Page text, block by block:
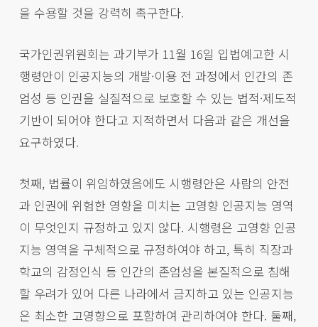
을 수용할 것을 강력히 촉구한다.
국가인권위원회는 과기부가 11월 16일 입법예고한 시
행령안이 인공지능의 개발·이용 전 과정에서 인간의 존
엄성 등 인권을 실질적으로 보호할 수 있는 법적·제도적
기반이 되어야 한다고 지적하면서 다음과 같은 개선을
요구하였다.
첫째, 법률이 위임하였음에도 시행령안은 사람의 안전
과 인권에 위험한 영향을 미치는 고영향 인공지능 영역
이 무엇인지 규정하고 있지 않다. 시행령은 고영향 인공
지능 영역을 구체적으로 규정하여야 하고, 특히 직장과
학교의 감정인식 등 인간의 존엄성을 본질적으로 침해
할 우려가 있어 다른 나라에서 금지하고 있는 인공지능
은 최소한 고영향으로 포함하여 관리하여야 한다. 둘째,